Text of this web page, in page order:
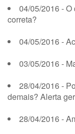
04/05/2016 -
correta?
04/05/2016 -
03/05/2016 -
28/04/2016 -
demais? Alerta
28/04/2016 -